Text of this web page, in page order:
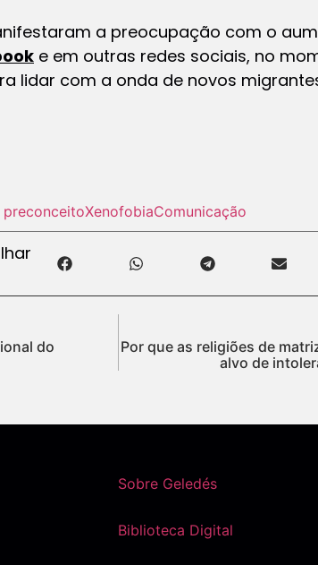
a preocupação com o
e em outras redes sociais, no
lidar com a onda de novos
preconceitoXenofobiaComunicação
do
Por que as religiões de
alvo de
Sobre Geledés
Biblioteca Digital